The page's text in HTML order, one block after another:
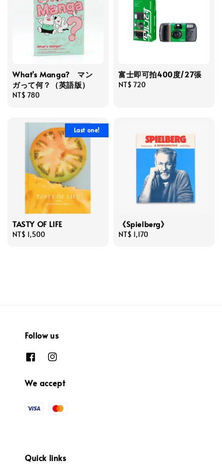
What's Manga? マン
ガって何？（英語版）
Regular
NT$ 780
富士即可拍400度/27張
Regular
NT$ 720
Last one!
TASTY OF LIFE
Regular
NT$ 1,500
《Spielberg》
Regular
NT$ 1,170
Follow us
We accept
Quick links